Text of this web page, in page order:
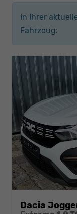
In Ihrer
Fahrzeug:
Dacia